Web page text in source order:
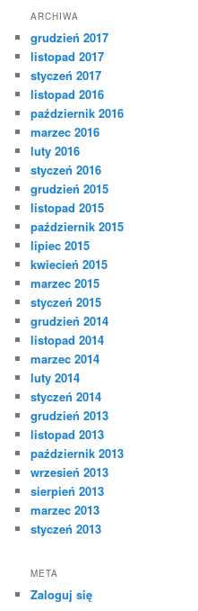
ARCHIWA
grudzień 2017
listopad 2017
styczeń 2017
listopad 2016
październik 2016
marzec 2016
luty 2016
styczeń 2016
grudzień 2015
listopad 2015
październik 2015
lipiec 2015
kwiecień 2015
marzec 2015
styczeń 2015
grudzień 2014
listopad 2014
marzec 2014
luty 2014
styczeń 2014
grudzień 2013
listopad 2013
październik 2013
wrzesień 2013
sierpień 2013
marzec 2013
styczeń 2013
META
Zaloguj się